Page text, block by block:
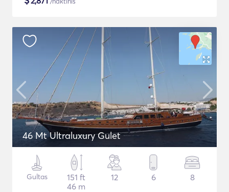
46 Mt Ultraluxury Gulet
Gultas
151 ft
46 m
12 6 8